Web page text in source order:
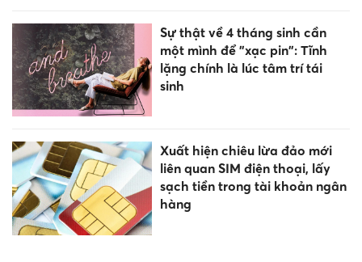
Sự thật về 4 tháng sinh cần
một mình để "xạc pin": Tĩnh
lặng chính là lúc tâm trí tái
sinh
Xuất hiện chiêu lừa đảo mới
liên quan SIM điện thoại, lấy
sạch tiền trong tài khoản ngân
hàng